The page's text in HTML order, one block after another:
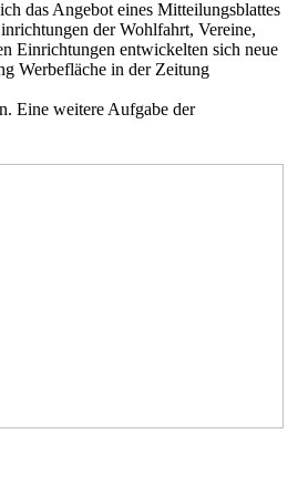
das Angebot eines Mitteilungsblattes
der Wohlfahrt, Vereine,
Einrichtungen entwickelten sich neue
Werbefläche in der Zeitung
Eine weitere Aufgabe der